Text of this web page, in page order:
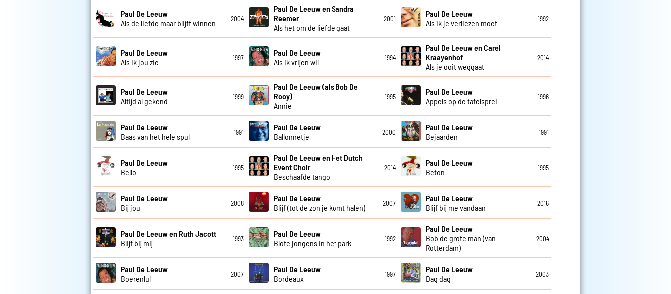
Paul De Leeuw
Als de liefde maar blijft winnen
2004
Paul De Leeuw en Sandra
Reemer
Als het om de liefde gaat
2001
Paul De Leeuw
Als ik je verliezen moet
1992
Paul De Leeuw
Als ik jou zie
1997
Paul De Leeuw
Als ik vrijen wil
1994
Paul De Leeuw en Carel
Kraayenhof
Als je ooit weggaat
2014
Paul De Leeuw
Altijd al gekend
1999
Paul De Leeuw (als Bob De
Rooy)
Annie
1995
Paul De Leeuw
Appels op de tafelsprei
1996
Paul De Leeuw
Baas van het hele spul
1991
Paul De Leeuw
Ballonnetje
2000
Paul De Leeuw
Bejaarden
1991
Paul De Leeuw
Bello
1995
Paul De Leeuw en Het Dutch
Event Choir
Beschaafde tango
2014
Paul De Leeuw
Beton
1995
Paul De Leeuw
Bij jou
2008
Paul De Leeuw
Blijf (tot de zon je komt halen)
2007
Paul De Leeuw
Blijf bij me vandaan
2016
Paul De Leeuw en Ruth Jacott
Blijf bij mij
1993
Paul De Leeuw
Blote jongens in het park
1992
Paul De Leeuw
Bob de grote man (van
Rotterdam)
2004
Paul De Leeuw
Boerenlul
2007
Paul De Leeuw
Bordeaux
1997
Paul De Leeuw
Dag dag
2003